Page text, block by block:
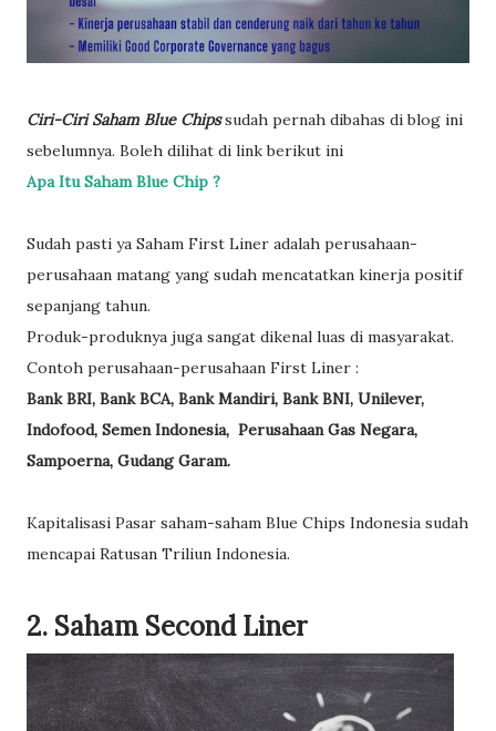
Ciri-Ciri Saham Blue Chipssudah pernah dibahas di blog ini
sebelumnya. Boleh dilihat di link berikut ini
Apa Itu Saham Blue Chip ?
Sudah pasti ya Saham First Liner adalah perusahaan-
perusahaan matang yang sudah mencatatkan kinerja positif
sepanjang tahun.
Produk-produknya juga sangat dikenal luas di masyarakat.
Contoh perusahaan-perusahaan First Liner :
Bank BRI, Bank BCA, Bank Mandiri, Bank BNI, Unilever,
Indofood, Semen Indonesia, Perusahaan Gas Negara,
Sampoerna, Gudang Garam.
Kapitalisasi Pasar saham-saham Blue Chips Indonesia sudah
mencapai Ratusan Triliun Indonesia.
2. Saham Second Liner